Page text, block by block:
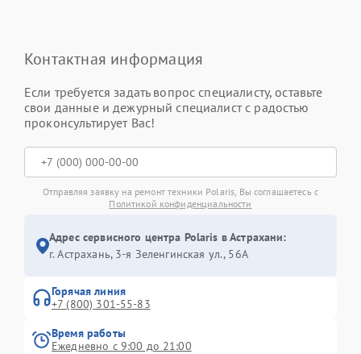
Контактная информация
Если требуется задать вопрос специалисту, оставьте
свои данные и дежурный специалист с радостью
проконсультирует Вас!
Отправляя заявку на ремонт техники Polaris, Вы соглашаетесь с
Политикой конфиденциальности
Адрес сервисного центра Polaris в Астрахани:
г. Астрахань, 3-я Зеленгинская ул., 56А
Горячая линия
+7 (800) 301-55-83
Время работы
Ежедневно с 9:00 до 21:00